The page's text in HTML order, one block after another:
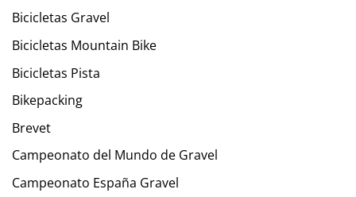
Bicicletas Gravel
Bicicletas Mountain Bike
Bicicletas Pista
Bikepacking
Brevet
Campeonato del Mundo de Gravel
Campeonato España Gravel